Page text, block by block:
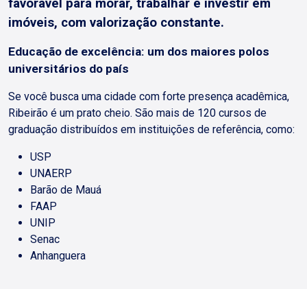
favorável para morar, trabalhar e investir em
imóveis, com valorização constante.
Educação de excelência: um dos maiores polos
universitários do país
Se você busca uma cidade com forte presença acadêmica,
Ribeirão é um prato cheio. São mais de 120 cursos de
graduação distribuídos em instituições de referência, como:
USP
UNAERP
Barão de Mauá
FAAP
UNIP
Senac
Anhanguera